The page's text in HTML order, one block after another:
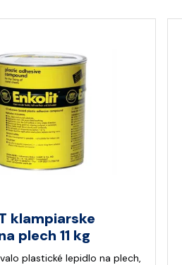
klampiarske
plech 11 kg
plastické lepidlo na plech,